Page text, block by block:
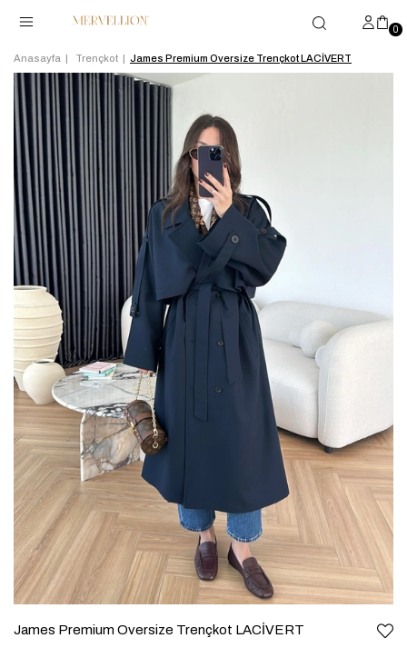
0
Anasayfa Trençkot James Premium Oversize Trençkot LACİVERT
James Premium Oversize Trençkot LACİVERT